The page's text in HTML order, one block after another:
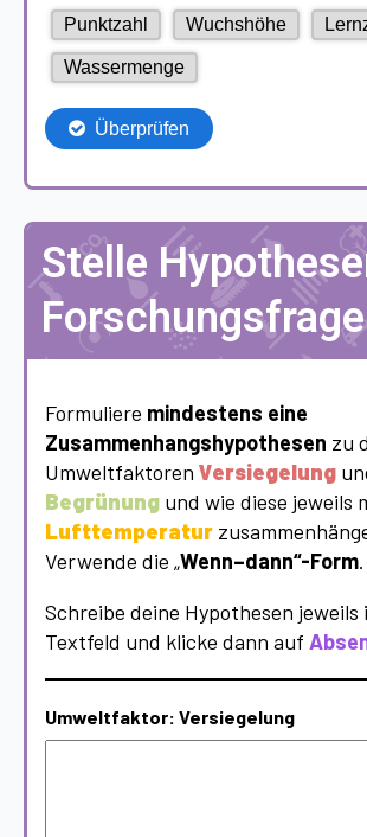
Stelle
Formuliere mindestens eine
Zusammenhangshypothesen zu
Umweltfaktoren Versiegelung
Begrünung und wie diese jeweils
Lufttemperatur
Verwende die „Wenn–dann“-Form.
Schreibe deine Hypothesen jeweils
Textfeld und klicke dann auf
Umweltfaktor: Versiegelung